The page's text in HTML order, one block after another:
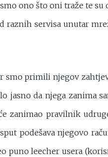
ono što oni traže te su
servisa unutar
smo primili njegov
jasno da njega zanima
zanimao pravilnik
podešava njegovo
puno leecher usera